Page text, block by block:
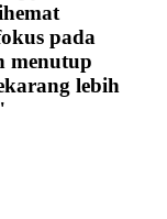
pada
menutup
lebih